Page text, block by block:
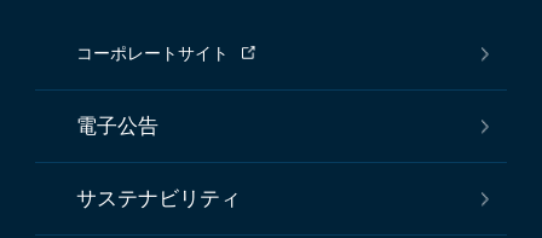
コーポレートサイト
電子公告
サステナビリティ